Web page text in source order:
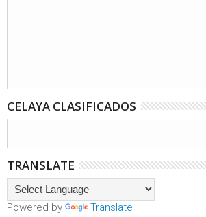
CELAYA CLASIFICADOS
TRANSLATE
Powered by Translate